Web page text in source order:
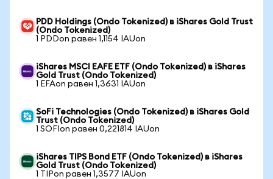
PDD Holdings (Ondo Tokenized) в iShares Gold Trust
(Ondo Tokenized)
1 PDDon равен 1,1154 IAUon
iShares MSCI EAFE ETF (Ondo Tokenized) в iShares
Gold Trust (Ondo Tokenized)
1 EFAon равен 1,3631 IAUon
SoFi Technologies (Ondo Tokenized) в iShares Gold
Trust (Ondo Tokenized)
1 SOFIon равен 0,221814 IAUon
iShares TIPS Bond ETF (Ondo Tokenized) в iShares
Gold Trust (Ondo Tokenized)
1 TIPon равен 1,3577 IAUon